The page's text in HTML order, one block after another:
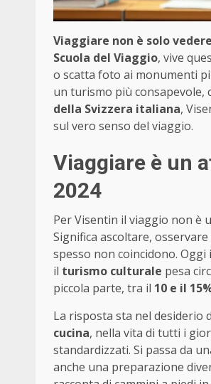
Viaggiare non è solo
Scuola del Viaggio, vive
o scatta foto ai monumenti
un turismo più consapevole,
della Svizzera italiana,
sul vero senso del viaggio.
Viaggiare è un
2024
Per Visentin il viaggio non è
Significa ascoltare,
spesso non coincidono.
il turismo culturale pesa
piccola parte, tra il 10 e il
La risposta sta nel desiderio
cucina, nella vita di tutti i
standardizzati. Si passa da
anche una preparazione